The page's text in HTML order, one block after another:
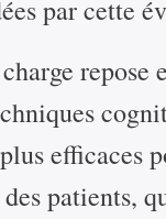
par cette
repose
efficaces
patients,